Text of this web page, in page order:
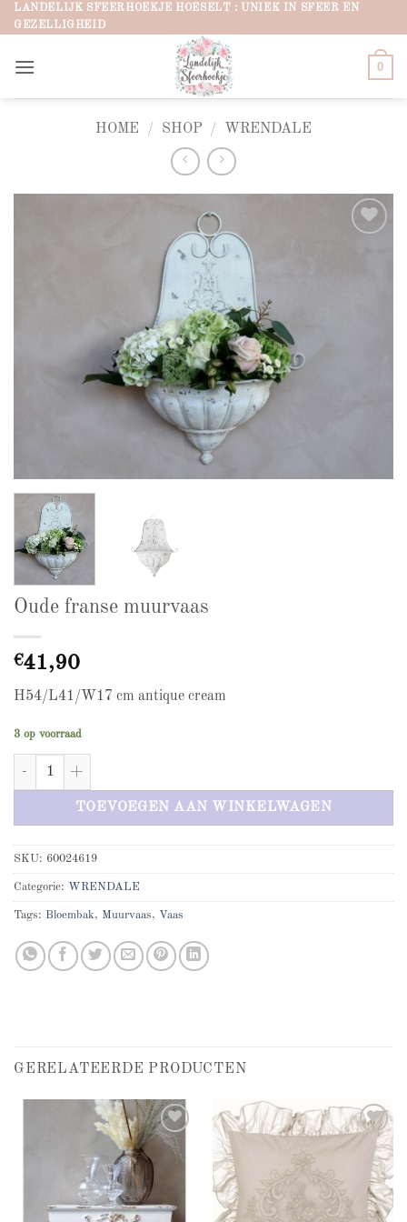
Ga
naar
LANDELIJK SFEERHOEKJE HOESELT : UNIEK IN SFEER EN
GEZELLIGHEID
0
HOME / SHOP / WRENDALE
Oude franse muurvaas
€41,90
H54/L41/W17 cm antique cream
3 op voorraad
Oude franse muurvaas aantal
TOEVOEGEN AAN WINKELWAGEN
SKU: 60024619
Categorie: WRENDALE
Tags: Bloembak, Muurvaas, Vaas
GERELATEERDE PRODUCTEN
Add to
wishlist
Add to
wishlist